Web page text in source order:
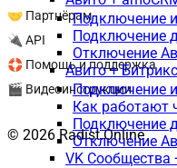
Подключение
Подключение
Отключение
Авито +
Подключение
Как работают
Подключение
Отключение
VK Сообщества
🤝 Партнёрам
🔌 API
🛟 Помощь и поддержка
🎬 Видеоинструкции
© 2026 Radist.Online